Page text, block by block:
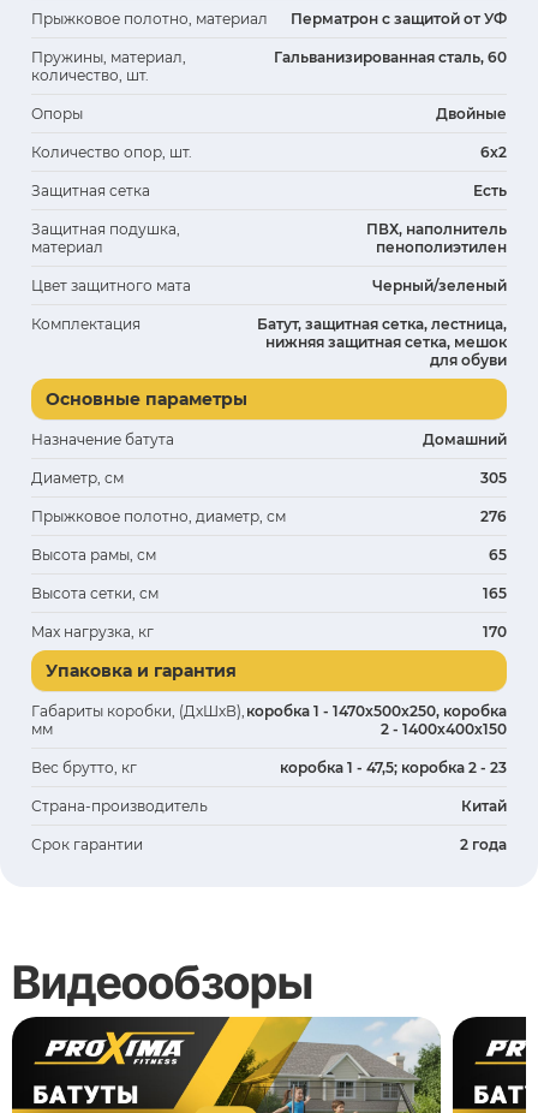
Прыжковое полотно, материал Перматрон с защитой от УФ
Пружины, материал,
количество, шт.
Гальванизированная сталь, 60
Опоры Двойные
Количество опор, шт. 6х2
Защитная сетка Есть
Защитная подушка,
материал
ПВХ, наполнитель
пенополиэтилен
Цвет защитного мата Черный/зеленый
Комплектация
Батут, защитная сетка, лестница,
нижняя защитная сетка, мешок
для обуви
Основные параметры
Назначение батута Домашний
Диаметр, см 305
Прыжковое полотно, диаметр, см 276
Высота рамы, см 65
Высота сетки, см 165
Max нагрузка, кг 170
Упаковка и гарантия
Габариты коробки, (ДхШхВ),
мм
коробка 1 - 1470х500х250, коробка
2 - 1400х400х150
Вес брутто, кг коробка 1 - 47,5; коробка 2 - 23
Страна-производитель Китай
Срок гарантии 2 года
Видеообзоры